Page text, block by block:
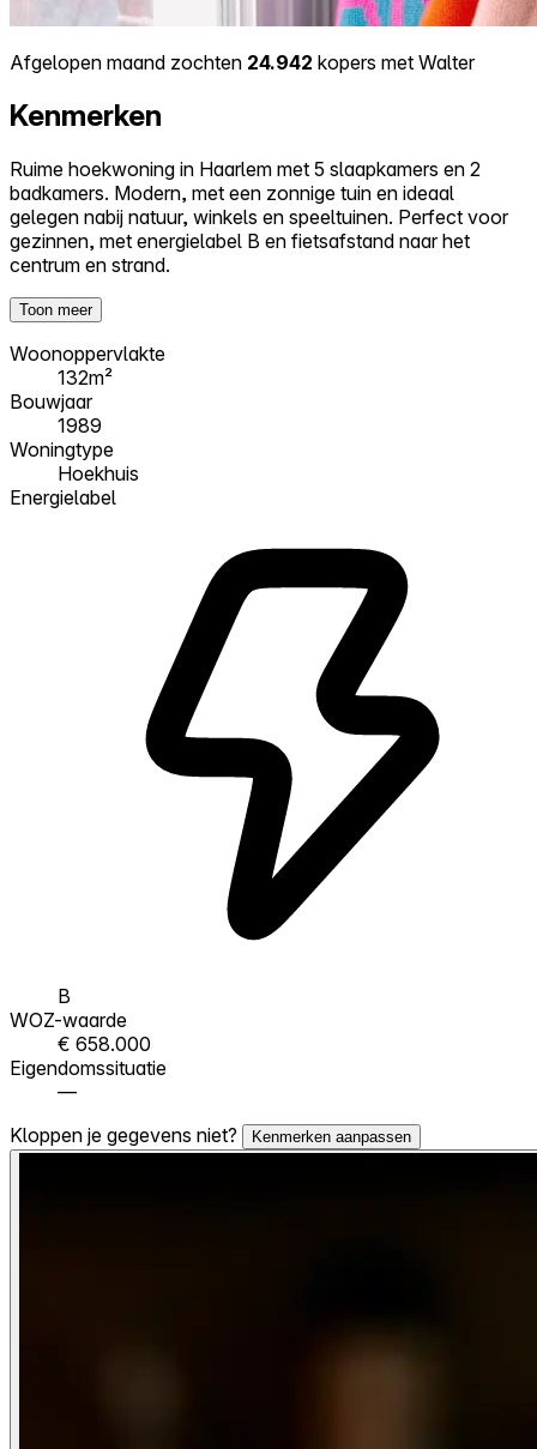
Afgelopen maand zochten 24.942 kopers met Walter
Kenmerken
Ruime hoekwoning in Haarlem met 5 slaapkamers en 2
badkamers. Modern, met een zonnige tuin en ideaal
gelegen nabij natuur, winkels en speeltuinen. Perfect voor
gezinnen, met energielabel B en fietsafstand naar het
centrum en strand.
Toon meer
Woonoppervlakte
132m²
Bouwjaar
1989
Woningtype
Hoekhuis
Energielabel
B
WOZ-waarde
€ 658.000
Eigendomssituatie
—
Kloppen je gegevens niet?
Kenmerken aanpassen